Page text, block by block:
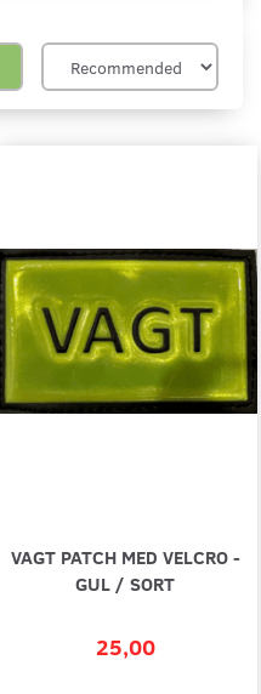
VAGT PATCH MED VELCRO -
GUL / SORT
25,00